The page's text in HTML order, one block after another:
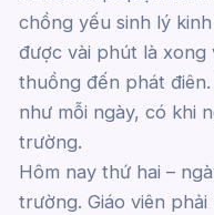
chồng yếu sinh lý
được vài phút là xong
thuồng đến phát
như mỗi ngày, có khi
trường.
Hôm nay thứ hai –
trường. Giáo viên